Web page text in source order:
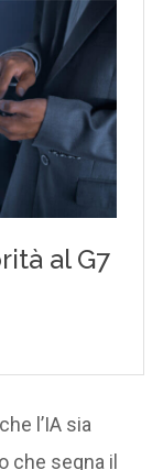
l’IA sia
che segna il